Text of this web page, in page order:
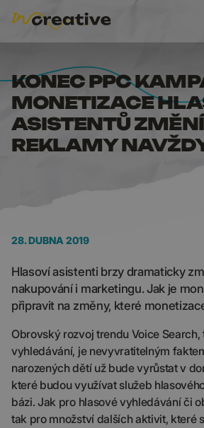
KONEC PPC
KONEC PPC
MONETIZACE
ASISTENTŮ
REKLAMY
28. DUBNA 2019
Hlasoví asistenti brzy dramaticky
nakupování i marketingu. Jak je
připravit na změny, které
Obrovský rozvoj trendu Voice
vyhledávání, je nevyvratitelným
narozených dětí už bude vyrůstat v
které budou využívat služeb
bázi. Jak pro hlasové vyhledávání či
tak pro množství dalších aktivit, které